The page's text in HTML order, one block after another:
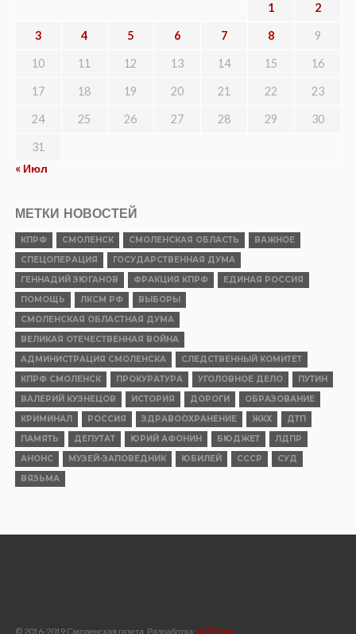
1 2
3 4 5 6 7 8 9
10 11 12 13 14 15 16
17 18 19 20 21 22 23
24 25 26 27 28 29 30
31
« Июл
МЕТКИ НОВОСТЕЙ
КПРФ СМОЛЕНСК СМОЛЕНСКАЯ ОБЛАСТЬ
ВАЖНОЕ
СПЕЦОПЕРАЦИЯ
ГОСУДАРСТВЕННАЯ ДУМА
ГЕННАДИЙ ЗЮГАНОВ
ФРАКЦИЯ КПРФ
ЕДИНАЯ РОССИЯ
ПОМОЩЬ
ЛКСМ РФ
ВЫБОРЫ
СМОЛЕНСКАЯ ОБЛАСТНАЯ ДУМА
ВЕЛИКАЯ ОТЕЧЕСТВЕННАЯ ВОЙНА
АДМИНИСТРАЦИЯ СМОЛЕНСКА
СЛЕДСТВЕННЫЙ КОМИТЕТ
КПРФ СМОЛЕНСК
ПРОКУРАТУРА УГОЛОВНОЕ ДЕЛО
ПУТИН
ВАЛЕРИЙ КУЗНЕЦОВ
ИСТОРИЯ ДОРОГИ
ОБРАЗОВАНИЕ
КРИМИНАЛ
РОССИЯ ЗДРАВООХРАНЕНИЕ ЖКХ
ДТП
ПАМЯТЬ
ДЕПУТАТ ЮРИЙ АФОНИН БЮДЖЕТ
ЛДПР
АНОНС
МУЗЕЙ-ЗАПОВЕДНИК ЮБИЛЕЙ СССР
СУД
ВЯЗЬМА
© 2016-2019 Смоленская газета, Разработка: WEBtime.